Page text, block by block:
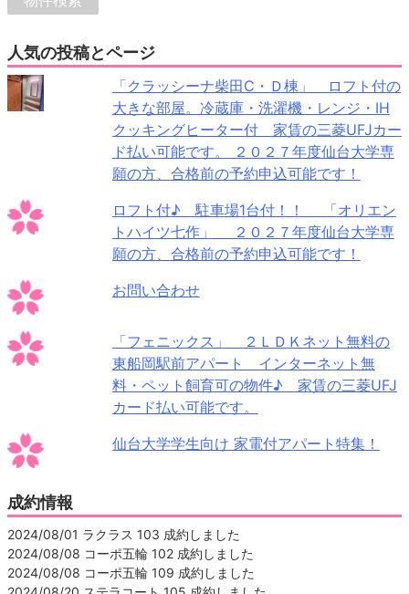
人気の投稿とページ
「クラッシーナ柴田C・Ｄ棟」 ロフト付の
大きな部屋。冷蔵庫・洗濯機・レンジ・IH
クッキングヒーター付 家賃の三菱UFJカー
ド払い可能です。 ２０２７年度仙台大学専
願の方、合格前の予約申込可能です！
ロフト付♪ 駐車場1台付！！ 「オリエン
トハイツ七作」 ２０２７年度仙台大学専
願の方、合格前の予約申込可能です！
お問い合わせ
「フェニックス」 ２ＬＤＫネット無料の
東船岡駅前アパート インターネット無
料・ペット飼育可の物件♪ 家賃の三菱UFJ
カード払い可能です。
仙台大学学生向け 家電付アパート特集！
成約情報
2024/08/01 ラクラス 103 成約しました
2024/08/08 コーポ五輪 102 成約しました
2024/08/08 コーポ五輪 109 成約しました